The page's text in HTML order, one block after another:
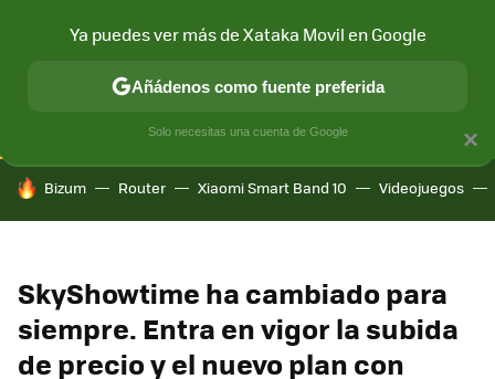
CONECTIVIDAD MÓVIL Y SOCIEDAD APLICACIONES
HOY SE HABLA DE
Bizum Router Xiaomi Smart Band 10 Videojuegos
SkyShowtime ha cambiado para
siempre. Entra en vigor la subida
de precio y el nuevo plan con
×
Ya puedes ver más de Xataka Movil en Google
Añádenos como fuente preferida
Solo necesitas una cuenta de Google